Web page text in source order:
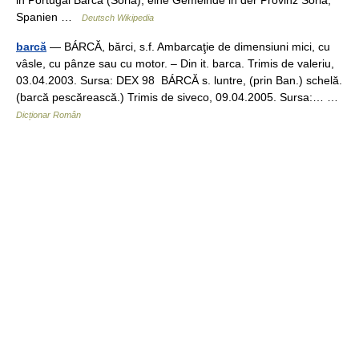
Spanien …
Deutsch Wikipedia
barcă — BÁRCĂ, bărci, s.f. Ambarcaţie de dimensiuni mici, cu
vâsle, cu pânze sau cu motor. – Din it. barca. Trimis de valeriu,
03.04.2003. Sursa: DEX 98 BÁRCĂ s. luntre, (prin Ban.) schelă.
(barcă pescărească.) Trimis de siveco, 09.04.2005. Sursa:… …
Dicționar Român